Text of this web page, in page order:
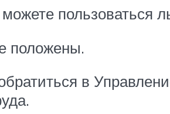
пользоваться
положены.
в